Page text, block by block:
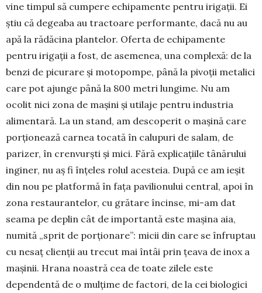
vine timpul să cumpere echipamente pentru irigații. Ei
știu că degeaba au tractoare performante, dacă nu au
apă la rădăcina plantelor. Oferta de echipamente
pentru irigații a fost, de asemenea, una complexă: de la
benzi de picurare și motopompe, până la pivoții metalici
care pot ajunge până la 800 metri lungime. Nu am
ocolit nici zona de mașini și utilaje pentru industria
alimentară. La un stand, am descoperit o mașină care
porționează carnea tocată în calupuri de salam, de
parizer, în crenvurști și mici. Fără explicațiile tânărului
inginer, nu aș fi înțeles rolul acesteia. După ce am ieșit
din nou pe platformă în fața pavilionului central, apoi în
zona restaurantelor, cu grătare încinse, mi-am dat
seama pe deplin cât de importantă este mașina aia,
numită „sprit de porționare”: micii din care se înfruptau
cu nesaț clienții au trecut mai întâi prin țeava de inox a
mașinii. Hrana noastră cea de toate zilele este
dependentă de o mulțime de factori, de la cei biologici